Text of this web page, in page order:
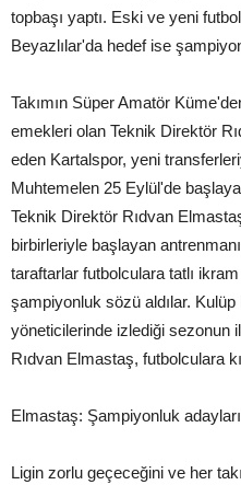
topbaşı yaptı. Eski ve yeni
Beyazlılar'da hedef ise
Takımın Süper Amatör
emekleri olan Teknik Direktör
eden Kartalspor, yeni
Muhtemelen 25 Eylül'de
Teknik Direktör Rıdvan
birbirleriyle başlayan
taraftarlar futbolculara tatlı
şampiyonluk sözü aldılar. Kulüp
yöneticilerinde izlediği sezonun
Rıdvan Elmastaş, futbolculara
Elmastaş: Şampiyonluk
Ligin zorlu geçeceğini ve her